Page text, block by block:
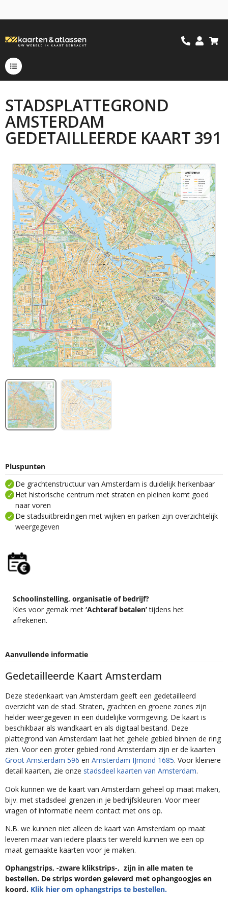
STADSPLATTEGROND
AMSTERDAM
GEDETAILLEERDE KAART 391
Pluspunten
De grachtenstructuur van Amsterdam is duidelijk herkenbaar
Het historische centrum met straten en pleinen komt goed
naar voren
De stadsuitbreidingen met wijken en parken zijn overzichtelijk
weergegeven
Schoolinstelling, organisatie of bedrijf?
Kies voor gemak met ‘Achteraf betalen’tijdens het
afrekenen.
Aanvullende informatie
Gedetailleerde Kaart Amsterdam
Deze stedenkaart van Amsterdam geeft een gedetailleerd
overzicht van de stad. Straten, grachten en groene zones zijn
helder weergegeven in een duidelijke vormgeving. De kaart is
beschikbaar als wandkaart en als digitaal bestand. Deze
plattegrond van Amsterdam laat het gehele gebied binnen de ring
zien. Voor een groter gebied rond Amsterdam zijn er de kaarten
Groot Amsterdam 596 en Amsterdam IJmond 1685. Voor kleinere
detail kaarten, zie onze stadsdeel kaarten van Amsterdam.
Ook kunnen we de kaart van Amsterdam geheel op maat maken,
bijv. met stadsdeel grenzen in je bedrijfskleuren. Voor meer
vragen of informatie neem contact met ons op.
N.B. we kunnen niet alleen de kaart van Amsterdam op maat
leveren maar van iedere plaats ter wereld kunnen we een op
maat gemaakte kaarten voor je maken.
Ophangstrips, -zware klikstrips-, zijn in alle maten te
bestellen. De strips worden geleverd met ophangoogjes en
koord. Klik hier om ophangstrips te bestellen.